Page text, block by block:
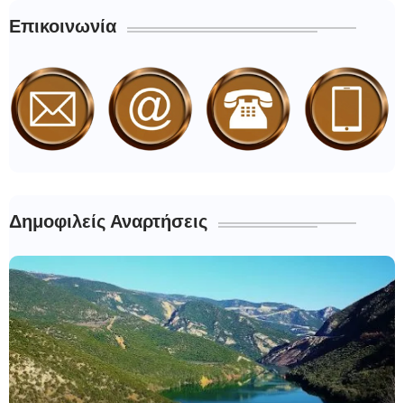
Επικοινωνία
Δημοφιλείς Αναρτήσεις